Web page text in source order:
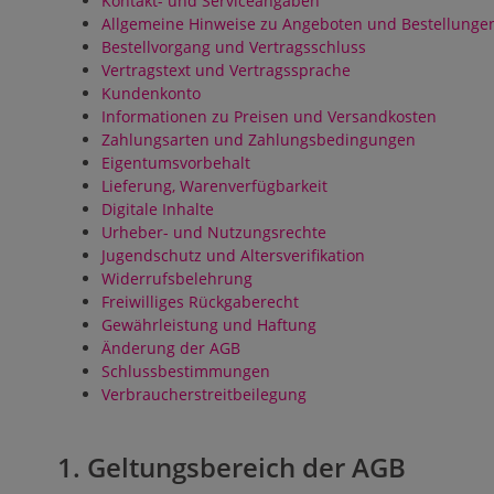
Allgemeine Hinweise zu Angeboten und
Bestellvorgang und Vertragsschluss
Vertragstext und Vertragssprache
Kundenkonto
Informationen zu Preisen und Versandkosten
Zahlungsarten und Zahlungsbedingungen
Eigentumsvorbehalt
Lieferung, Warenverfügbarkeit
Digitale Inhalte
Urheber- und Nutzungsrechte
Jugendschutz und Altersverifikation
Widerrufsbelehrung
Freiwilliges Rückgaberecht
Gewährleistung und Haftung
Änderung der AGB
Schlussbestimmungen
Verbraucherstreitbeilegung
1. Geltungsbereich der AGB